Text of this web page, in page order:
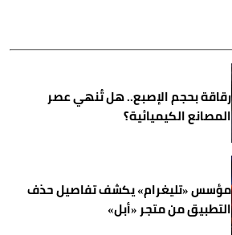
رقاقة بحجم الإصبع.. هل تُنهي عصر
المصانع الكيميائية؟
مؤسس «تليغرام» يكشف تفاصيل حذف
التطبيق من متجر «أبل»